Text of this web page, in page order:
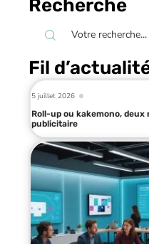
Recherche
Fil
5 juillet 2026
Roll-up ou kakemono,
publicitaire